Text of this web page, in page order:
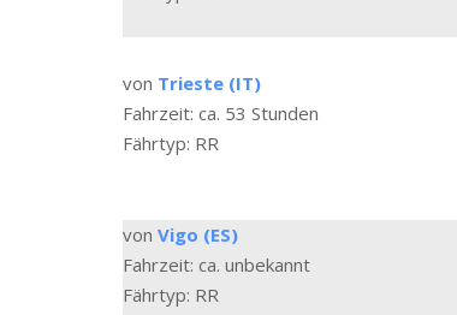
von Trieste (IT)
Fahrzeit: ca. 53 Stunden
Fährtyp: RR
von Vigo (ES)
Fahrzeit: ca. unbekannt
Fährtyp: RR